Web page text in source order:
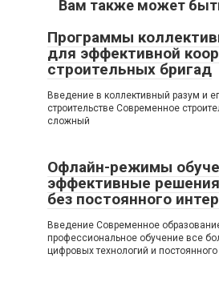
Вам также может
Программы
для эффективной
строительных бригад
Введение в коллективный разум и
строительстве Современное
сложный
Офлайн-режимы
эффективные
без постоянного
Введение Современное
профессиональное обучение все
цифровых технологий и постоянного